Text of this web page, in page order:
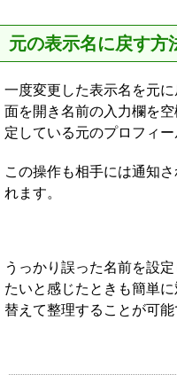
元の表示名に戻す方
一度変更した表示名を元
面を開き名前の入力欄を
定している元のプロフィ
この操作も相手には通知
れます。
うっかり誤った名前を設
たいと感じたときも簡単
替えて整理することが可能